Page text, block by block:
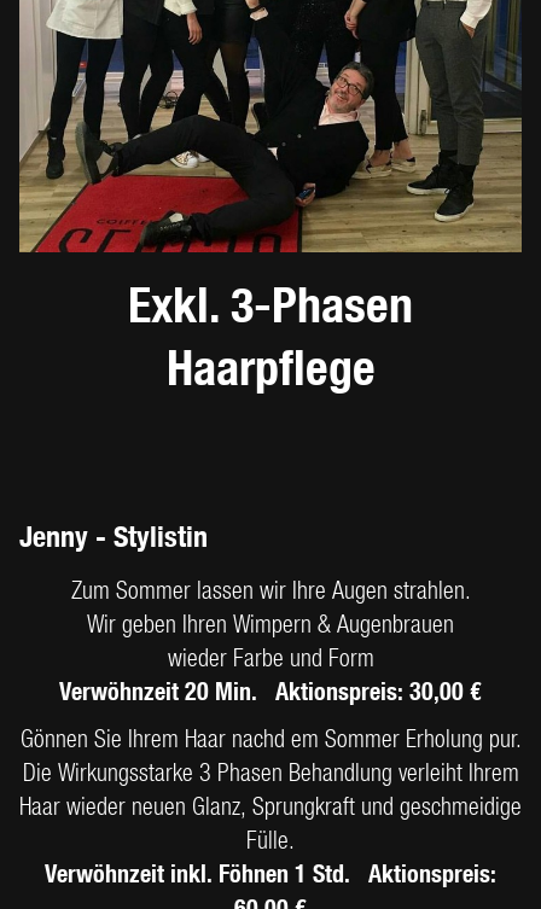
Exkl. 3-Phasen
Haarpflege
Jenny - Stylistin
Zum Sommer lassen wir Ihre Augen strahlen.
Wir geben Ihren Wimpern & Augenbrauen
wieder Farbe und Form
Verwöhnzeit 20 Min. Aktionspreis: 30,00 €
Gönnen Sie Ihrem Haar nachd em Sommer Erholung pur.
Die Wirkungsstarke 3 Phasen Behandlung verleiht Ihrem
Haar wieder neuen Glanz, Sprungkraft und geschmeidige
Fülle.
Verwöhnzeit inkl. Föhnen 1 Std. Aktionspreis: